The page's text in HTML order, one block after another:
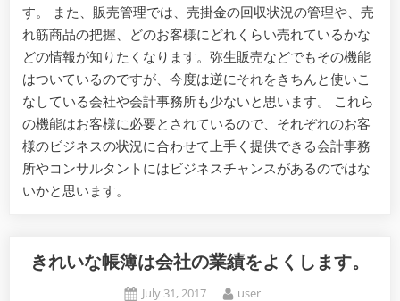
す。 また、販売管理では、売掛金の回収状況の管理や、売
れ筋商品の把握、どのお客様にどれくらい売れているかな
どの情報が知りたくなります。弥生販売などでもその機能
はついているのですが、今度は逆にそれをきちんと使いこ
なしている会社や会計事務所も少ないと思います。 これら
の機能はお客様に必要とされているので、それぞれのお客
様のビジネスの状況に合わせて上手く提供できる会計事務
所やコンサルタントにはビジネスチャンスがあるのではな
いかと思います。
きれいな帳簿は会社の業績をよくします。
Posted
July 31, 2017 By
user